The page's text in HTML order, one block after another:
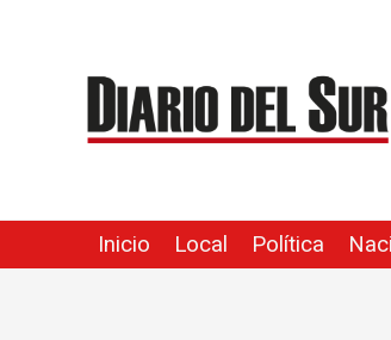
contenido
Inicio Local Política